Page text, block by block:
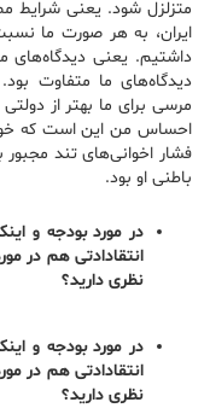
متزلزل شود. یعنی شرایط
ایران، به هر صورت ما
داشتیم. یعنی دیدگاه‌های
دیدگاه‌های ما متفاوت
مرسی برای ما بهتر از
احساس من این است که
فشار اخوانی‌های تند
باطنی او بود.
در مورد بودجه و
انتقادادتی هم در
نظری دارید؟
در مورد بودجه و
انتقادادتی هم در
نظری دارید؟